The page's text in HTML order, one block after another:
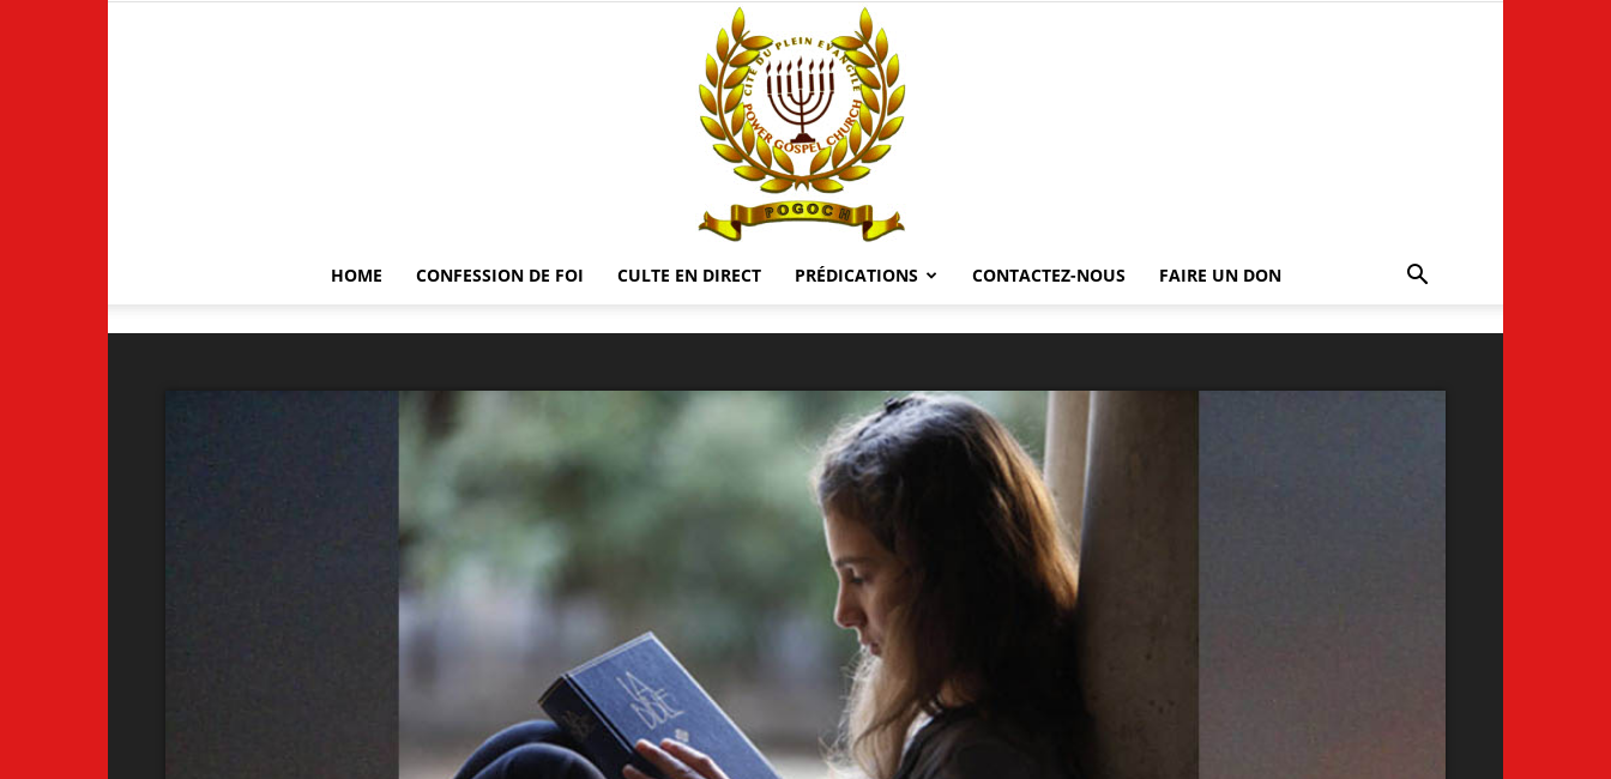
TV
HOME CONFESSION DE FOI CULTE EN DIRECT PRÉDICATIONS CONTACTEZ-NOUS FAIRE UN DON